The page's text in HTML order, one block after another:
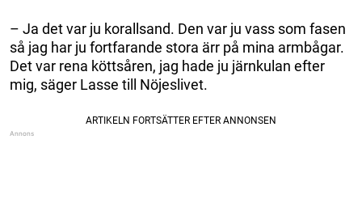
– Ja det var ju korallsand. Den var ju vass som fasen
så jag har ju fortfarande stora ärr på mina armbågar.
Det var rena köttsåren, jag hade ju järnkulan efter
mig, säger Lasse till Nöjeslivet.